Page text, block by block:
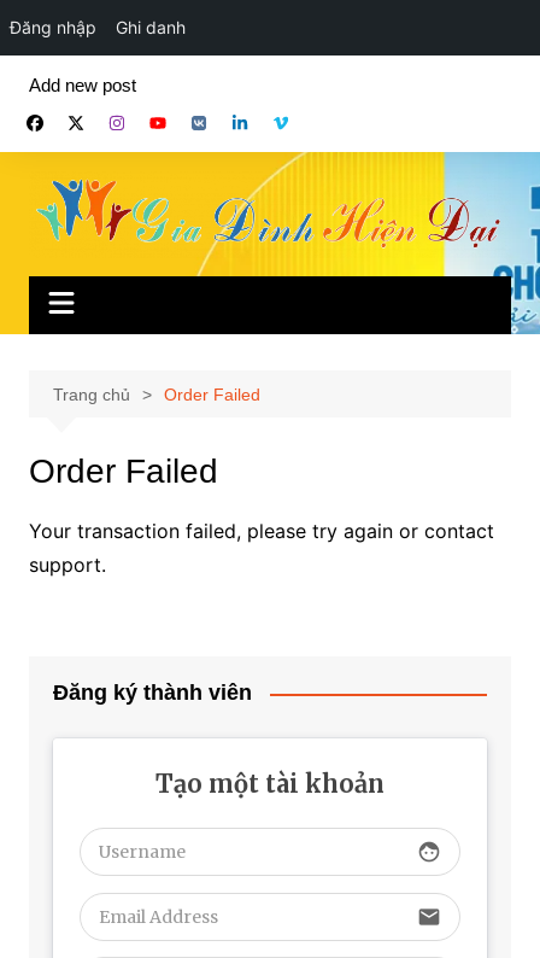
Đăng nhập Ghi danh
phần
Add new post
Trang chủ Order Failed
Order Failed
Your transaction failed, please try again or contact
support.
Đăng ký thành viên
Tạo một tài khoản
face
email